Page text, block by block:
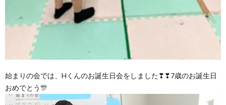
始まりの会では、Hくんのお誕生日会をしました❣❣7歳のお誕生日
おめでとう🎊